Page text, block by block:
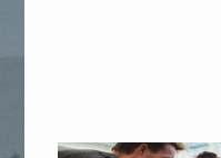
Frequently